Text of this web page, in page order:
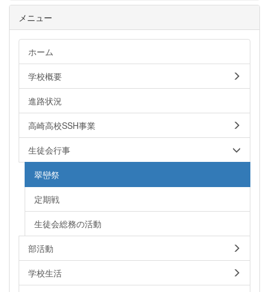
メニュー
ホーム
学校概要
進路状況
高崎高校SSH事業
生徒会行事
翠巒祭
定期戦
生徒会総務の活動
部活動
学校生活